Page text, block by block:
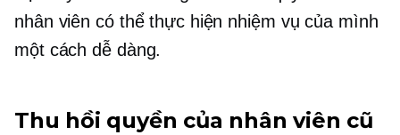
nhân viên có thể thực hiện nhiệm vụ của mình
một cách dễ dàng.
Thu hồi quyền của nhân viên cũ